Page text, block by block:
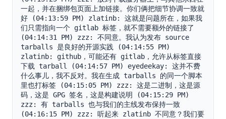
一起，并在捆绑包页面上加链接。你们俩把细节协调一致就
好 (04:13:59 PM) zlatinb: 这就是问题所在，如果我
们只需指向一个 gitlab 标签，就不需要额外的链接了
(04:14:31 PM) zzz: 不同意。我认为发布 source
tarballs 是良好的开源实践 (04:14:55 PM)
zlatinb: github，可能还有 gitlab，允许从标签直接
下载 tarball (04:14:57 PM) eyedeekay: 这并不费
什么事儿，我不反对。我在生成 tarballs 的同一个脚本
里也打标签 (04:15:05 PM) zzz: 这是二进制，这是源
码，这是 GPG 签名，这是构建说明 (04:15:29 PM)
zzz: 有 tarballs 也与我们的主线发布保持一致
(04:16:15 PM) zzz: 听起来 zlatinb 不同意？我们要